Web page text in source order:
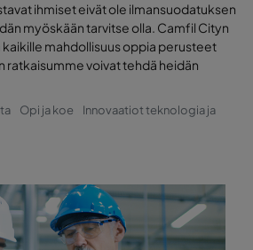
ihmiset eivät ole ilmansuodatuksen
myöskään tarvitse olla. Camfil Cityn
mahdollisuus oppia perusteet
ratkaisumme voivat tehdä heidän
Opi ja koe
Innovaatiot teknologia ja